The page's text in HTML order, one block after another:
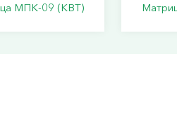
МПК-09 (КВТ)